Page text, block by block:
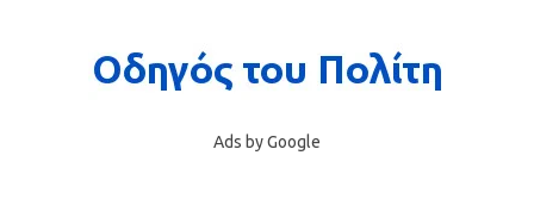
Ads by Google